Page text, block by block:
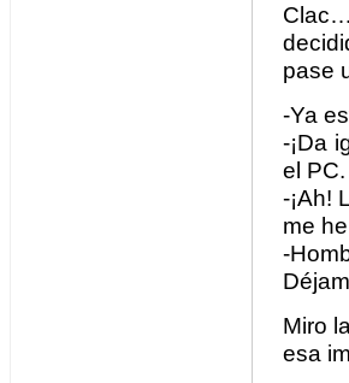
pase
-Ya
-¡Da
el PC.
-¡Ah!
me
-
Miro
esa